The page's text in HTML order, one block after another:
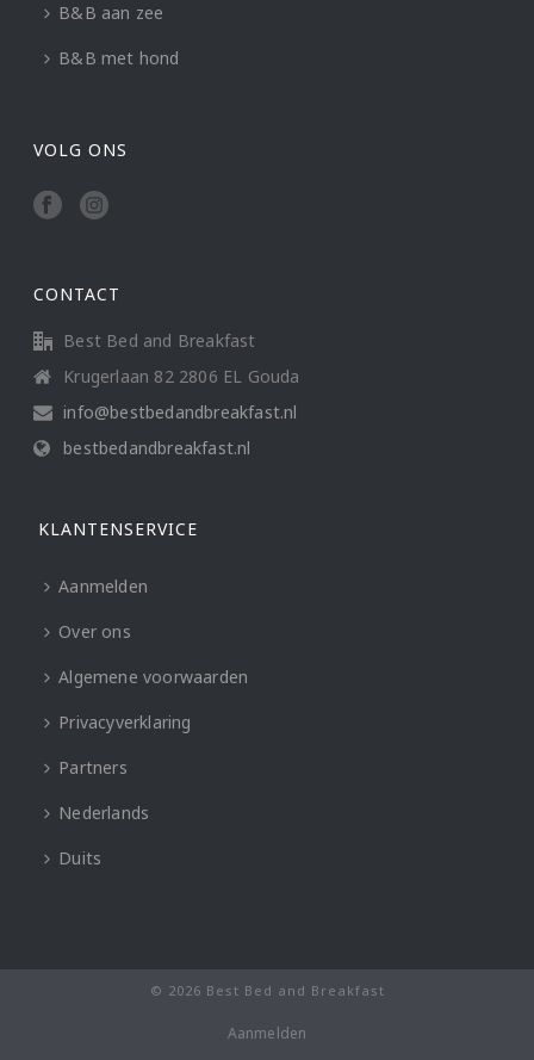
B&B aan zee
B&B met hond
VOLG ONS
CONTACT
Best Bed and Breakfast
Krugerlaan 82 2806 EL Gouda
info@bestbedandbreakfast.nl
bestbedandbreakfast.nl
KLANTENSERVICE
Aanmelden
Over ons
Algemene voorwaarden
Privacyverklaring
Partners
Nederlands
Duits
© 2026 Best Bed and Breakfast
Aanmelden